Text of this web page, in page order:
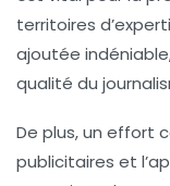
territoires
ajoutée
qualité du
De plus, un effort
publicitaires et